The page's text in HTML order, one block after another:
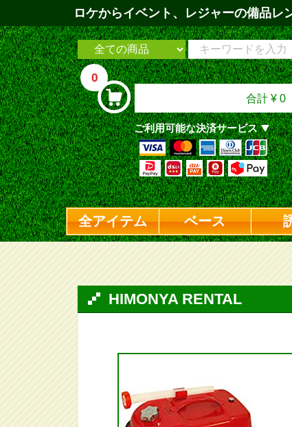
ロケからイベント、レジャーの備品レ
0
合計 ¥ 0
ご利用可能な決済サービス
全アイテム ベース
HIMONYA RENTAL